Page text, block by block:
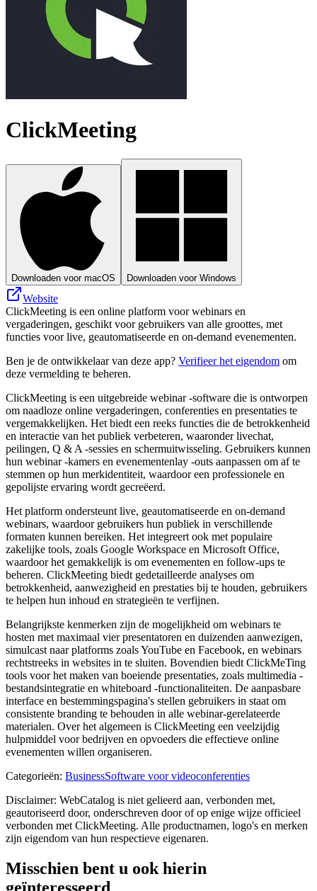
ClickMeeting
Downloaden voor macOS Downloaden voor Windows
Website
ClickMeeting is een online platform voor webinars en
vergaderingen, geschikt voor gebruikers van alle groottes, met
functies voor live, geautomatiseerde en on-demand evenementen.
Ben je de ontwikkelaar van deze app? Verifieer het eigendom om
deze vermelding te beheren.
ClickMeeting is een uitgebreide webinar -software die is ontworpen
om naadloze online vergaderingen, conferenties en presentaties te
vergemakkelijken. Het biedt een reeks functies die de betrokkenheid
en interactie van het publiek verbeteren, waaronder livechat,
peilingen, Q & A -sessies en schermuitwisseling. Gebruikers kunnen
hun webinar -kamers en evenementenlay -outs aanpassen om af te
stemmen op hun merkidentiteit, waardoor een professionele en
gepolijste ervaring wordt gecreëerd.
Het platform ondersteunt live, geautomatiseerde en on-demand
webinars, waardoor gebruikers hun publiek in verschillende
formaten kunnen bereiken. Het integreert ook met populaire
zakelijke tools, zoals Google Workspace en Microsoft Office,
waardoor het gemakkelijk is om evenementen en follow-ups te
beheren. ClickMeeting biedt gedetailleerde analyses om
betrokkenheid, aanwezigheid en prestaties bij te houden, gebruikers
te helpen hun inhoud en strategieën te verfijnen.
Belangrijkste kenmerken zijn de mogelijkheid om webinars te
hosten met maximaal vier presentatoren en duizenden aanwezigen,
simulcast naar platforms zoals YouTube en Facebook, en webinars
rechtstreeks in websites in te sluiten. Bovendien biedt ClickMeTing
tools voor het maken van boeiende presentaties, zoals multimedia -
bestandsintegratie en whiteboard -functionaliteiten. De aanpasbare
interface en bestemmingspagina's stellen gebruikers in staat om
consistente branding te behouden in alle webinar-gerelateerde
materialen. Over het algemeen is ClickMeeting een veelzijdig
hulpmiddel voor bedrijven en opvoeders die effectieve online
evenementen willen organiseren.
Categorieën: BusinessSoftware voor videoconferenties
Disclaimer: WebCatalog is niet gelieerd aan, verbonden met,
geautoriseerd door, onderschreven door of op enige wijze officieel
verbonden met ClickMeeting. Alle productnamen, logo's en merken
zijn eigendom van hun respectieve eigenaren.
Misschien bent u ook hierin
geïnteresseerd